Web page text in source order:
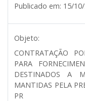
Publicado em: 15/
Objeto:
CONTRATAÇÃO
PARA
DESTINADOS A
MANTIDAS PELA
PR